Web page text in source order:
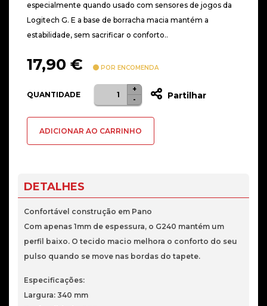
especialmente quando usado com sensores de jogos da
Logitech G. E a base de borracha macia mantém a
estabilidade, sem sacrificar o conforto..
17,90 € POR ENCOMENDA
QUANTIDADE
Quantidade
de
Logitech
-
+
Partilhar
ADICIONAR AO CARRINHO
DETALHES
Confortável construção em Pano
Com apenas 1mm de espessura, o G240 mantém um
perfil baixo. O tecido macio melhora o conforto do seu
pulso quando se move nas bordas do tapete.
Especificações:
Largura: 340 mm